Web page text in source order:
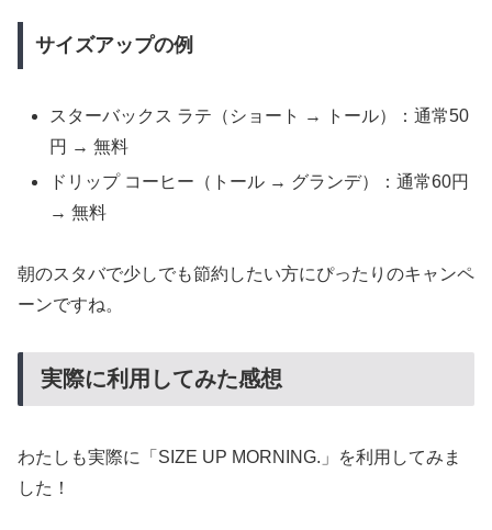
サイズアップの例
スターバックス ラテ（ショート → トール）：通常50
円 → 無料
ドリップ コーヒー（トール → グランデ）：通常60円
→ 無料
朝のスタバで少しでも節約したい方にぴったりのキャンペ
ーンですね。
実際に利用してみた感想
わたしも実際に「SIZE UP MORNING.」を利用してみま
した！